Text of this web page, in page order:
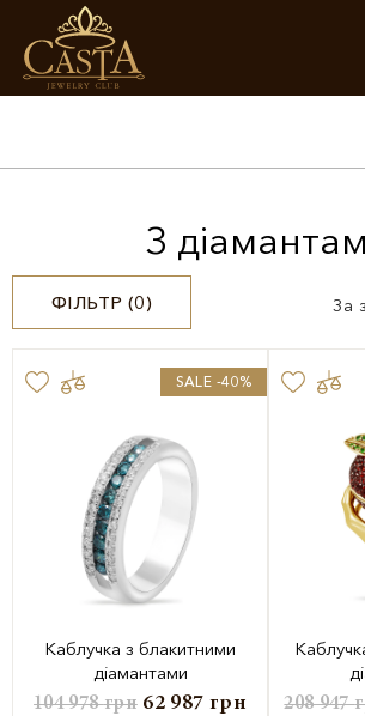
З
ФІЛЬТР (0) За
SALE -40%
Каблучка з блакитними
діамантами
104 978грн 62 987 грн 208 947